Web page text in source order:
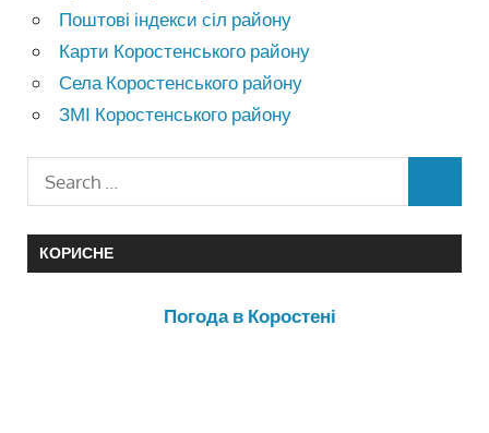
Поштові індекси сіл району
Карти Коростенського району
Села Коростенського району
ЗМІ Коростенського району
КОРИСНЕ
Погода в Коростені